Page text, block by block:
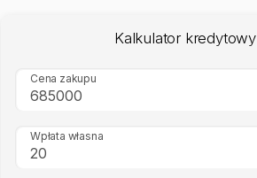
Kalkulator kredytowy
Cena zakupu
Wpłata własna